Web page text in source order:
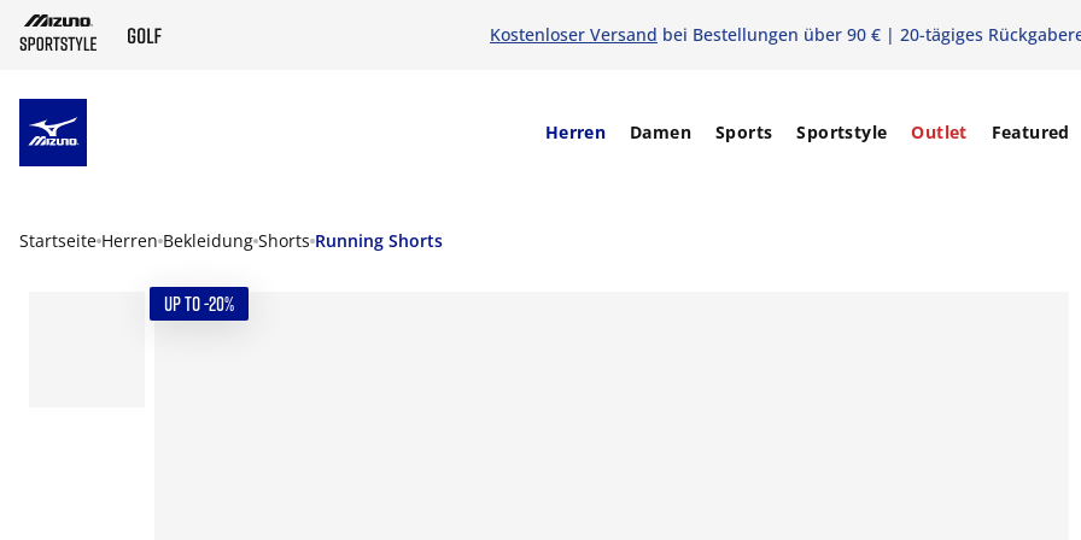
Kostenloser Versand bei Bestellungen über 90 € | 20-tägiges
Herren Damen Sports Sportstyle Outlet Featured
Startseite Herren Bekleidung Shorts Running Shorts
UP TO -20%